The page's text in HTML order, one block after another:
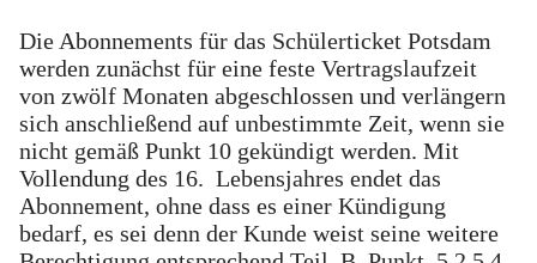
Die Abonnements für das Schülerticket Potsdam
werden zunächst für eine feste Vertragslaufzeit
von zwölf Monaten abgeschlossen und verlängern
sich anschließend auf unbestimmte Zeit, wenn sie
nicht gemäß Punkt 10 gekündigt werden. Mit
Vollendung des 16. Lebensjahres endet das
Abonnement, ohne dass es einer Kündigung
bedarf, es sei denn der Kunde weist seine weitere